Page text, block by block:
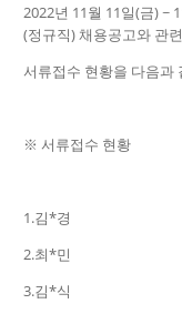
2022년 11월 11일(금) ~
(정규직) 채용공고와 관
서류접수 현황을 다음과
※ 서류접수 현황
1.김*경
2.최*민
3.김*식